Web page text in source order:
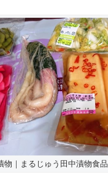
物｜まるじゅう田中漬物食品